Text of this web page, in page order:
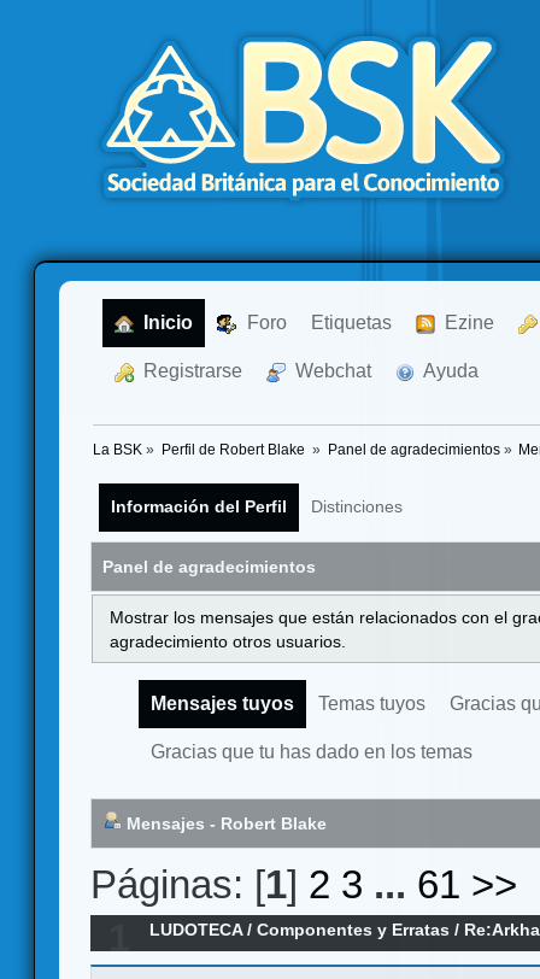
Inicio Foro Etiquetas Ezine
Registrarse Webchat Ayuda
La BSK » Perfil de Robert Blake » Panel de agradecimientos»
Información del Perfil Distinciones
Panel de agradecimientos
Mostrar los mensajes que están relacionados con el
agradecimiento otros usuarios.
Mensajes tuyos Temas tuyos Gracias
Gracias que tu has dado en los temas
Mensajes - Robert Blake
Páginas: [1] 2 3 ... 61 >>
LUDOTECA/Componentes y Erratas /
colección ordenada